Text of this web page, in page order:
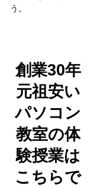
う。
創業30年
元祖安い
パソコン
教室の体
験授業は
こちらで